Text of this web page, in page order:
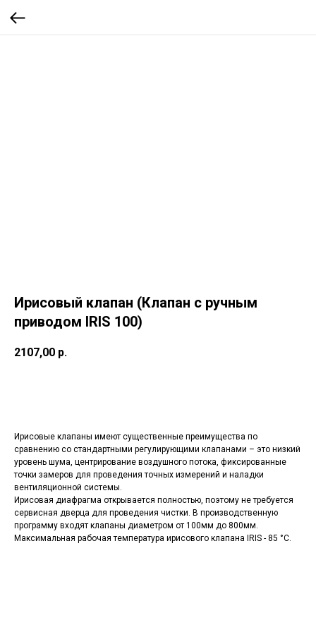
Ирисовый клапан (Клапан с ручным
приводом IRIS 100)
2107,00 р.
Ирисовые клапаны имеют существенные преимущества по
сравнению со стандартными регулирующими клапанами – это низкий
уровень шума, центрирование воздушного потока, фиксированные
точки замеров для проведения точных измерений и наладки
вентиляционной системы.
Ирисовая диафрагма открывается полностью, поэтому не требуется
сервисная дверца для проведения чистки. В производственную
программу входят клапаны диаметром от 100мм до 800мм.
Максимальная рабочая температура ирисового клапана IRIS - 85 °С.